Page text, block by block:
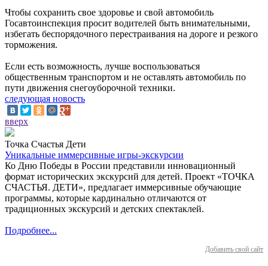
Чтобы сохранить свое здоровье и свой автомобиль
Госавтоинспекция просит водителей быть внимательными,
избегать беспорядочного перестраивания на дороге и резкого
торможения.
Если есть возможность, лучше воспользоваться
общественным транспортом и не оставлять автомобиль по
пути движения снегоуборочной техники.
следующая новость
вверх
Точка Счастья Дети
Уникальные иммерсивные игры-экскурсии
Ко Дню Победы в России представили инновационный
формат исторических экскурсий для детей. Проект «ТОЧКА
СЧАСТЬЯ. ДЕТИ», предлагает иммерсивные обучающие
программы, которые кардинально отличаются от
традиционных экскурсий и детских спектаклей.
Подробнее...
Добавить свой сайт